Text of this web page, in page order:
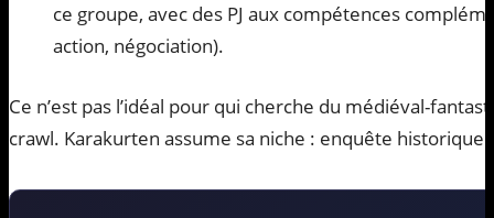
ce groupe, avec des PJ aux compétences
action, négociation).
Ce n’est pas l’idéal pour qui cherche du médiéval-
crawl. Karakurten assume sa niche : enquête historique